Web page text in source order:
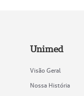
Unimed
Visão Geral
Nossa História